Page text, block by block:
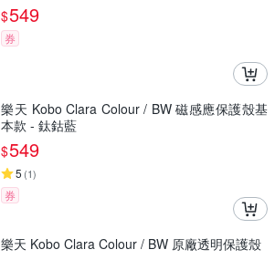
$549
券
樂天 Kobo Clara Colour / BW 磁感應保護殼基
本款 - 鈦鈷藍
$549
5 (1)
券
樂天 Kobo Clara Colour / BW 原廠透明保護殼